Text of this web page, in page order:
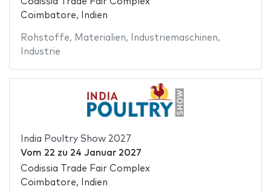
Coimbatore, Indien
Rohstoffe, Materialien, Industriemaschinen,
Industrie
India Poultry Show 2027
Vom 22 zu 24 Januar 2027
Codissia Trade Fair Complex
Coimbatore, Indien